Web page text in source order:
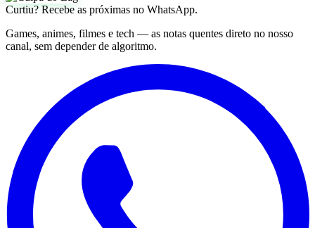
Curtiu? Recebe as próximas no WhatsApp.
Games, animes, filmes e tech — as notas quentes direto no nosso
canal, sem depender de algoritmo.